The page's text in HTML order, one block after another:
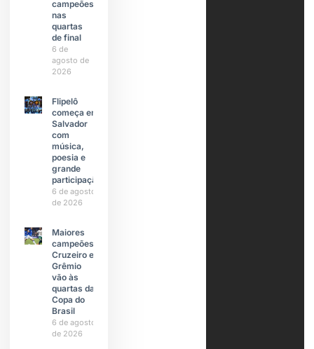
campeões
nas
quartas
de final
6 de
agosto de
2026
Flipelô
começa em
Salvador
com
música,
poesia e
grande
participação
6 de agosto
de 2026
Maiores
campeões,
Cruzeiro e
Grêmio
vão às
quartas da
Copa do
Brasil
6 de agosto
de 2026